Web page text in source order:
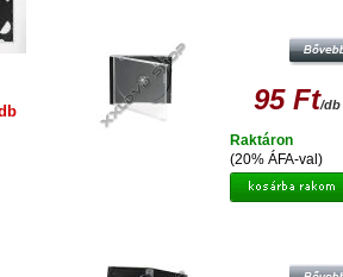
95 Ft/db
(20% ÁFA-val)
Raktáron